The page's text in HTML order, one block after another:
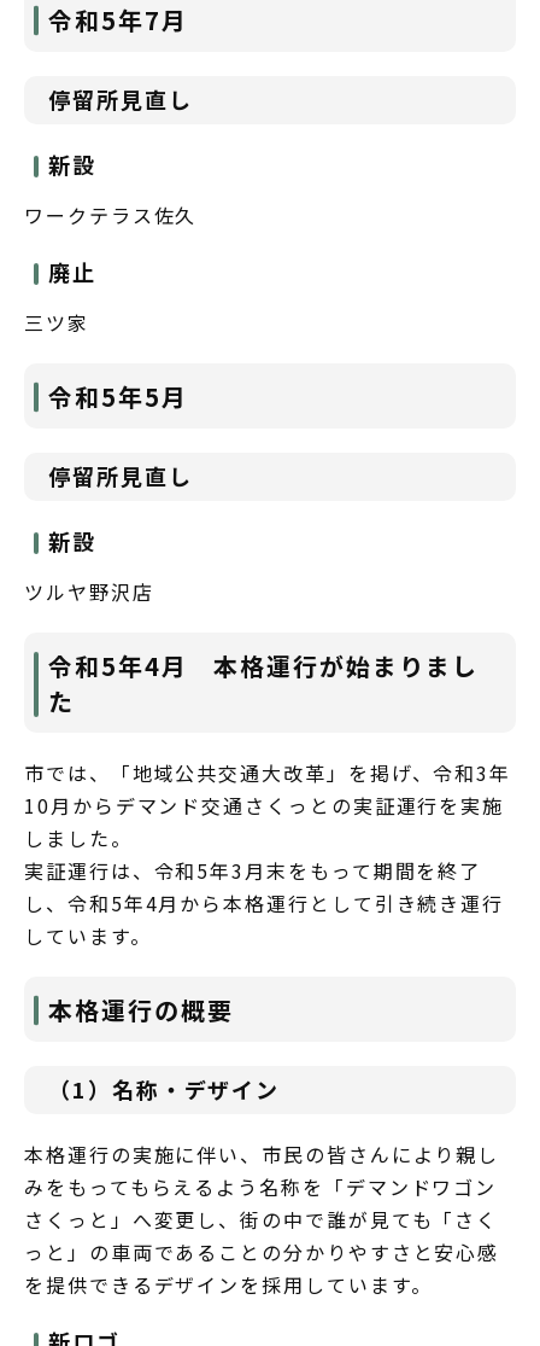
令和5年7月
停留所見直し
新設
ワークテラス佐久
廃止
三ツ家
令和5年5月
停留所見直し
新設
ツルヤ野沢店
令和5年4月 本格運行が始まりまし
た
市では、「地域公共交通大改革」を掲げ、令和3年
10月からデマンド交通さくっとの実証運行を実施
しました。
実証運行は、令和5年3月末をもって期間を終了
し、令和5年4月から本格運行として引き続き運行
しています。
本格運行の概要
（1）名称・デザイン
本格運行の実施に伴い、市民の皆さんにより親し
みをもってもらえるよう名称を「デマンドワゴン
さくっと」へ変更し、街の中で誰が見ても「さく
っと」の車両であることの分かりやすさと安心感
を提供できるデザインを採用しています。